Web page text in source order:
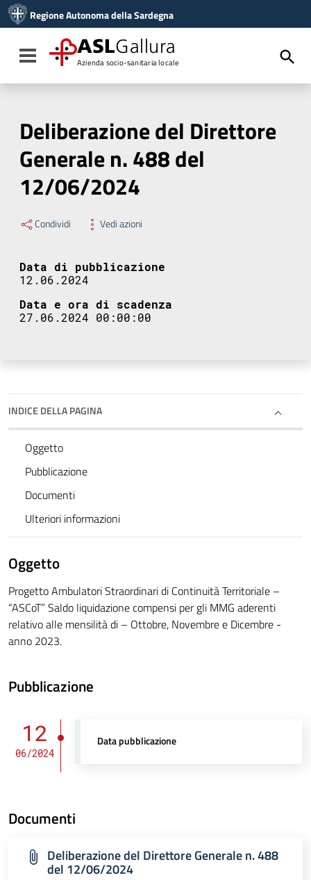
Vai al menu di navigazione
Vai al footer
Regione Autonoma della Sardegna
Toggle navigation
ASLGallura
Azienda socio-sanitaria locale
Deliberazione del Direttore
Generale n. 488 del
12/06/2024
Condividi Vedi azioni
Data di pubblicazione
12.06.2024
Data e ora di scadenza
27.06.2024 00:00:00
INDICE DELLA PAGINA
Oggetto
Pubblicazione
Documenti
Ulteriori informazioni
Oggetto
Progetto Ambulatori Straordinari di Continuità Territoriale –
“ASCoT” Saldo liquidazione compensi per gli MMG aderenti
relativo alle mensilità di – Ottobre, Novembre e Dicembre -
anno 2023.
Pubblicazione
12
06/2024
Data pubblicazione
Documenti
Deliberazione del Direttore Generale n. 488
del 12/06/2024